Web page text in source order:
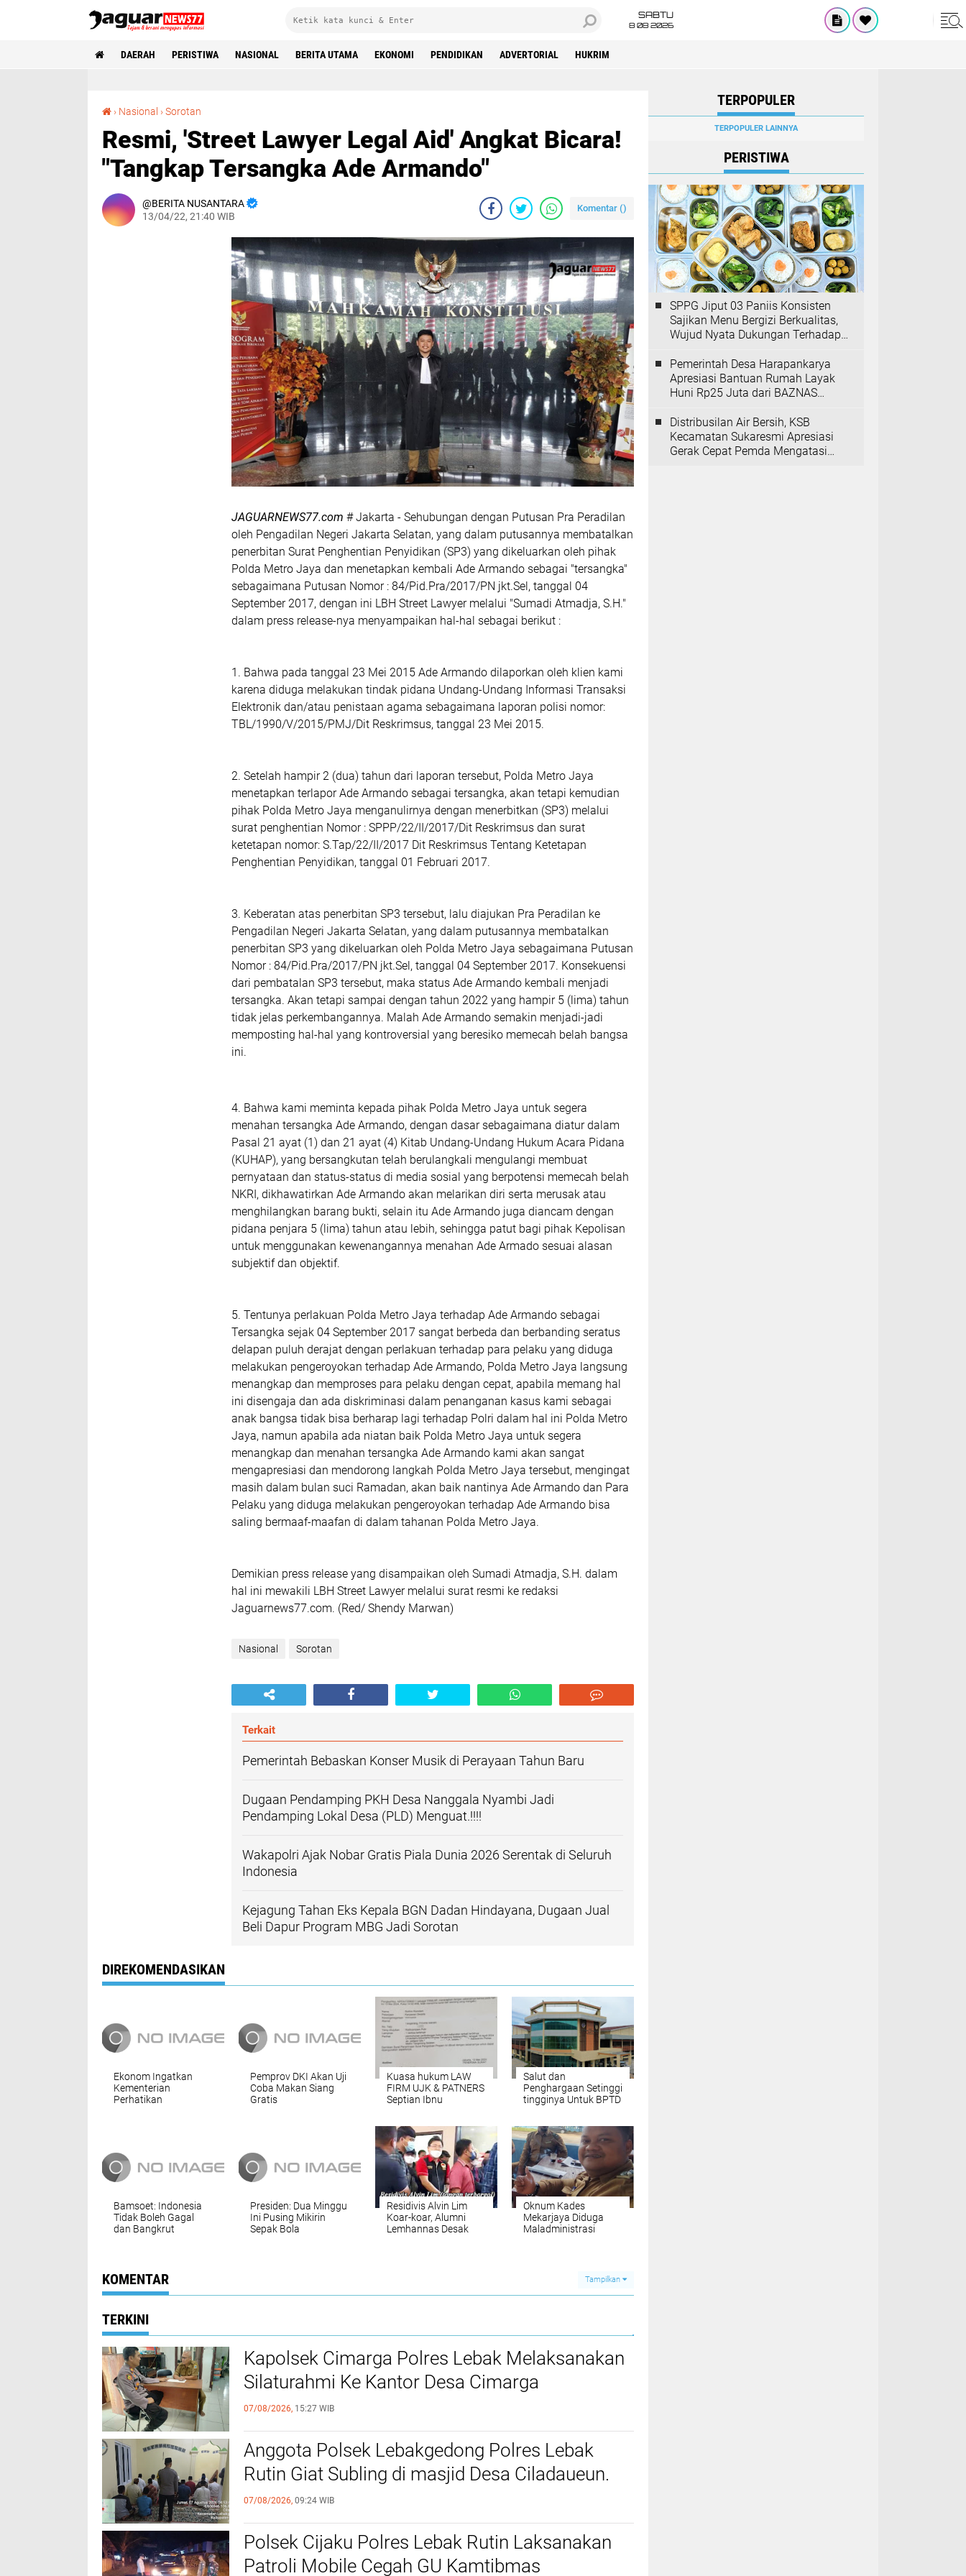
SABTU
8 08 2026
DAERAH PERISTIWA NASIONAL BERITA UTAMA EKONOMI PENDIDIKAN ADVERTORIAL HUKRIM
› Nasional ›Sorotan
Resmi, 'Street Lawyer Legal Aid' Angkat Bicara!
"Tangkap Tersangka Ade Armando"
BERITA NUSANTARA
13/04/22, 21:40 WIB
Komentar ()
JAGUARNEWS77.com # Jakarta - Sehubungan dengan Putusan Pra Peradilan
oleh Pengadilan Negeri Jakarta Selatan, yang dalam putusannya membatalkan
penerbitan Surat Penghentian Penyidikan (SP3) yang dikeluarkan oleh pihak
Polda Metro Jaya dan menetapkan kembali Ade Armando sebagai "tersangka"
sebagaimana Putusan Nomor : 84/Pid.Pra/2017/PN jkt.Sel, tanggal 04
September 2017, dengan ini LBH Street Lawyer melalui "Sumadi Atmadja, S.H."
dalam press release-nya menyampaikan hal-hal sebagai berikut :
1. Bahwa pada tanggal 23 Mei 2015 Ade Armando dilaporkan oleh klien kami
karena diduga melakukan tindak pidana Undang-Undang Informasi Transaksi
Elektronik dan/atau penistaan agama sebagaimana laporan polisi nomor:
TBL/1990/V/2015/PMJ/Dit Reskrimsus, tanggal 23 Mei 2015.
2. Setelah hampir 2 (dua) tahun dari laporan tersebut, Polda Metro Jaya
menetapkan terlapor Ade Armando sebagai tersangka, akan tetapi kemudian
pihak Polda Metro Jaya menganulirnya dengan menerbitkan (SP3) melalui
surat penghentian Nomor : SPPP/22/II/2017/Dit Reskrimsus dan surat
ketetapan nomor: S.Tap/22/II/2017 Dit Reskrimsus Tentang Ketetapan
Penghentian Penyidikan, tanggal 01 Februari 2017.
3. Keberatan atas penerbitan SP3 tersebut, lalu diajukan Pra Peradilan ke
Pengadilan Negeri Jakarta Selatan, yang dalam putusannya membatalkan
penerbitan SP3 yang dikeluarkan oleh Polda Metro Jaya sebagaimana Putusan
Nomor : 84/Pid.Pra/2017/PN jkt.Sel, tanggal 04 September 2017. Konsekuensi
dari pembatalan SP3 tersebut, maka status Ade Armando kembali menjadi
tersangka. Akan tetapi sampai dengan tahun 2022 yang hampir 5 (lima) tahun
tidak jelas perkembangannya. Malah Ade Armando semakin menjadi-jadi
memposting hal-hal yang kontroversial yang beresiko memecah belah bangsa
ini.
4. Bahwa kami meminta kepada pihak Polda Metro Jaya untuk segera
menahan tersangka Ade Armando, dengan dasar sebagaimana diatur dalam
Pasal 21 ayat (1) dan 21 ayat (4) Kitab Undang-Undang Hukum Acara Pidana
(KUHAP), yang bersangkutan telah berulangkali mengulangi membuat
pernyataan dan status-status di media sosial yang berpotensi memecah belah
NKRI, dikhawatirkan Ade Armando akan melarikan diri serta merusak atau
menghilangkan barang bukti, selain itu Ade Armando juga diancam dengan
pidana penjara 5 (lima) tahun atau lebih, sehingga patut bagi pihak Kepolisan
untuk menggunakan kewenangannya menahan Ade Armado sesuai alasan
subjektif dan objektif.
5. Tentunya perlakuan Polda Metro Jaya terhadap Ade Armando sebagai
Tersangka sejak 04 September 2017 sangat berbeda dan berbanding seratus
delapan puluh derajat dengan perlakuan terhadap para pelaku yang diduga
melakukan pengeroyokan terhadap Ade Armando, Polda Metro Jaya langsung
menangkap dan memproses para pelaku dengan cepat, apabila memang hal
ini disengaja dan ada diskriminasi dalam penanganan kasus kami sebagai
anak bangsa tidak bisa berharap lagi terhadap Polri dalam hal ini Polda Metro
Jaya, namun apabila ada niatan baik Polda Metro Jaya untuk segera
menangkap dan menahan tersangka Ade Armando kami akan sangat
mengapresiasi dan mendorong langkah Polda Metro Jaya tersebut, mengingat
masih dalam bulan suci Ramadan, akan baik nantinya Ade Armando dan Para
Pelaku yang diduga melakukan pengeroyokan terhadap Ade Armando bisa
saling bermaaf-maafan di dalam tahanan Polda Metro Jaya.
Demikian press release yang disampaikan oleh Sumadi Atmadja, S.H. dalam
hal ini mewakili LBH Street Lawyer melalui surat resmi ke redaksi
Jaguarnews77.com. (Red/ Shendy Marwan)
Nasional Sorotan
Terkait
Pemerintah Bebaskan Konser Musik di Perayaan Tahun Baru
Dugaan Pendamping PKH Desa Nanggala Nyambi Jadi
Pendamping Lokal Desa (PLD) Menguat.!!!!
Wakapolri Ajak Nobar Gratis Piala Dunia 2026 Serentak di Seluruh
Indonesia
‎Kejagung Tahan Eks Kepala BGN Dadan Hindayana, Dugaan Jual
Beli Dapur Program MBG Jadi Sorotan‎
DIREKOMENDASIKAN
Ekonom Ingatkan
Kementerian
Perhatikan
Pemprov DKI Akan Uji
Coba Makan Siang
Gratis
Kuasa hukum LAW
FIRM UJK & PATNERS
Septian Ibnu
Tangsel berinisial "ws".
Salut dan
Penghargaan Setinggi
tingginya Untuk BPTD
Bamsoet: Indonesia
Tidak Boleh Gagal
dan Bangkrut
Presiden: Dua Minggu
Ini Pusing Mikirin
Sepak Bola
Residivis Alvin Lim
Koar-koar, Alumni
Lemhannas Desak
Oknum Kades
Mekarjaya Diduga
Maladministrasi
KOMENTAR Tampilkan
TERKINI
Kapolsek Cimarga Polres Lebak Melaksanakan
Silaturahmi Ke Kantor Desa Cimarga
07/08/2026, 15:27 WIB
Anggota Polsek Lebakgedong Polres Lebak
Rutin Giat Subling di masjid Desa Ciladaueun.
07/08/2026, 09:24 WIB
Polsek Cijaku Polres Lebak Rutin Laksanakan
Patroli Mobile Cegah GU Kamtibmas
TERPOPULER
TERPOPULER LAINNYA
PERISTIWA
SPPG Jiput 03 Paniis Konsisten
Sajikan Menu Bergizi Berkualitas,
Wujud Nyata Dukungan Terhadap
Pemerintah Desa Harapankarya
Apresiasi Bantuan Rumah Layak
Huni Rp25 Juta dari BAZNAS
Distribusilan Air Bersih, KSB
Kecamatan Sukaresmi Apresiasi
Gerak Cepat Pemda Mengatasi